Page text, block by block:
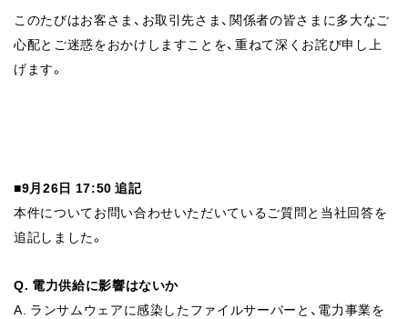
このたびはお客さま、お取引先さま、関係者の皆さまに多大なご
心配とご迷惑をおかけしますことを、重ねて深くお詫び申し上
げます。
■9月26日 17:50 追記
本件についてお問い合わせいただいているご質問と当社回答を
追記しました。
Q. 電力供給に影響はないか
A. ランサムウェアに感染したファイルサーバーと、電力事業を